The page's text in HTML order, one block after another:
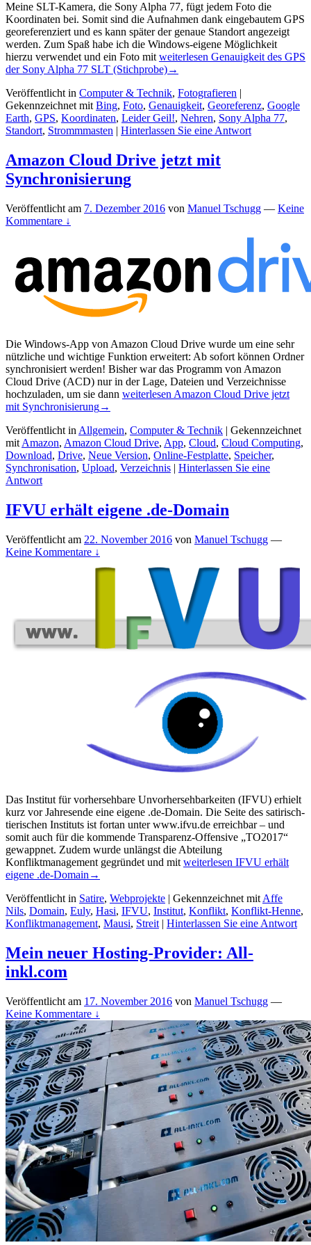
Meine SLT-Kamera, die Sony Alpha 77, fügt jedem Foto die
Koordinaten bei. Somit sind die Aufnahmen dank eingebautem GPS
georeferenziert und es kann später der genaue Standort angezeigt
werden. Zum Spaß habe ich die Windows-eigene Möglichkeit
hierzu verwendet und ein Foto mit weiterlesen Genauigkeit des GPS
der Sony Alpha 77 SLT (Stichprobe)→
Veröffentlicht in Computer & Technik, Fotografieren |
Gekennzeichnet mit Bing, Foto, Genauigkeit, Georeferenz, Google
Earth, GPS, Koordinaten, Leider Geil!, Nehren, Sony Alpha 77,
Standort, Strommmasten | Hinterlassen Sie eine Antwort
Amazon Cloud Drive jetzt mit
Synchronisierung
Veröffentlicht am 7. Dezember 2016 von Manuel Tschugg — Keine
Kommentare ↓
Die Windows-App von Amazon Cloud Drive wurde um eine sehr
nützliche und wichtige Funktion erweitert: Ab sofort können Ordner
synchronisiert werden! Bisher war das Programm von Amazon
Cloud Drive (ACD) nur in der Lage, Dateien und Verzeichnisse
hochzuladen, um sie dann weiterlesen Amazon Cloud Drive jetzt
mit Synchronisierung→
Veröffentlicht in Allgemein, Computer & Technik | Gekennzeichnet
mit Amazon, Amazon Cloud Drive, App, Cloud, Cloud Computing,
Download, Drive, Neue Version, Online-Festplatte, Speicher,
Synchronisation, Upload, Verzeichnis | Hinterlassen Sie eine
Antwort
IFVU erhält eigene .de-Domain
Veröffentlicht am 22. November 2016 von Manuel Tschugg —
Keine Kommentare ↓
Das Institut für vorhersehbare Unvorhersehbarkeiten (IFVU) erhielt
kurz vor Jahresende eine eigene .de-Domain. Die Seite des satirisch-
tierischen Instituts ist fortan unter www.ifvu.de erreichbar – und
somit auch für die kommende Transparenz-Offensive „TO2017“
gewappnet. Zudem wurde unlängst die Abteilung
Konfliktmanagement gegründet und mit weiterlesen IFVU erhält
eigene .de-Domain →
Veröffentlicht in Satire, Webprojekte | Gekennzeichnet mit Affe
Nils, Domain, Euly, Hasi, IFVU, Institut, Konflikt, Konflikt-Henne,
Konfliktmanagement, Mausi, Streit | Hinterlassen Sie eine Antwort
Mein neuer Hosting-Provider: All-
inkl.com
Veröffentlicht am 17. November 2016 von Manuel Tschugg —
Keine Kommentare ↓